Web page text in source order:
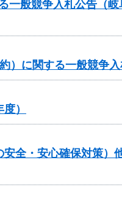
一般競争入札公告（
）に関する一般競争
）
全・安心確保対策）